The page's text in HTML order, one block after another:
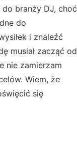
branży DJ, choć
do
i znaleźć
musiał zacząć od
nie zamierzam
Wiem, że
się